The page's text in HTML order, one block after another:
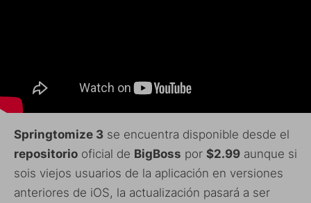
Springtomize 3 se encuentra disponible desde el
repositorio oficial de BigBoss por $2.99 aunque si
sois viejos usuarios de la aplicación en versiones
anteriores de iOS, la actualización pasará a ser